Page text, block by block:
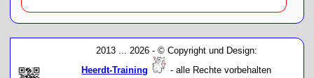
2013 ...
2026 - © Copyright und Design:
Heerdt-Training
- alle Rechte vorbehalten